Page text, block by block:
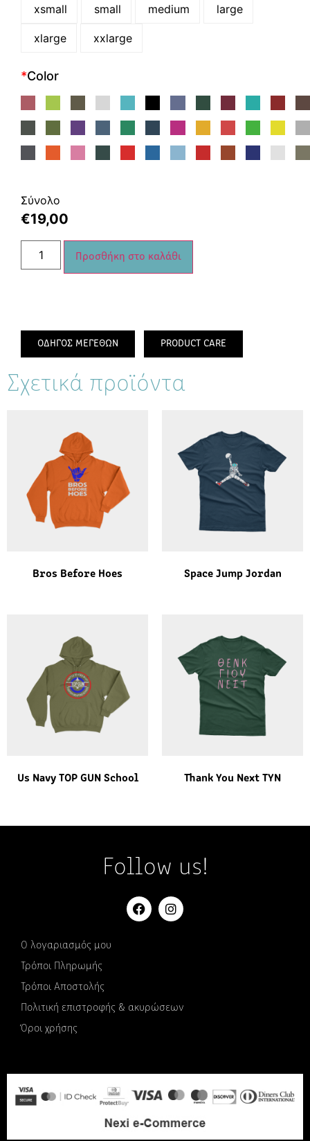
xsmall small medium large
xlarge xxlarge
*Color
Σύνολο
€19,00
Προσθήκη στο καλάθι
ΟΔΗΓΟΣ ΜΕΓΕΘΩΝ PRODUCT CARE
Σχετικά προϊόντα
Bros Before Hoes Space Jump Jordan
Us Navy TOP GUN School Thank You Next TYN
Follow us!
Ο λογαριασμός μου
Τρόποι Πληρωμής
Τρόποι Αποστολής
Πολιτική επιστροφής & ακυρώσεων
Όροι χρήσης